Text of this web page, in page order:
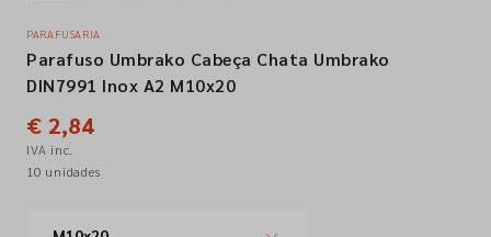
Siga-nos nas redes sociais
PARAFUSARIA
Parafuso Umbrako Cabeça Chata Umbrako
DIN7991 Inox A2 M10x20
€ 2,84
IVA inc.
10 unidades